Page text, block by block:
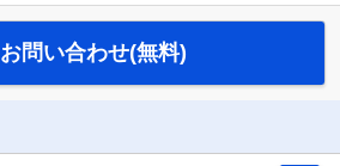
お問い合わせ(無料)